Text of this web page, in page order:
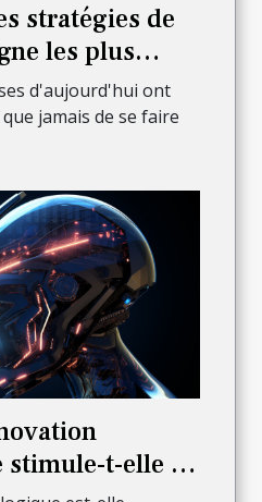
stratégies de
les plus
petites
d'aujourd'hui ont
jamais de se faire
stimule-t-elle la